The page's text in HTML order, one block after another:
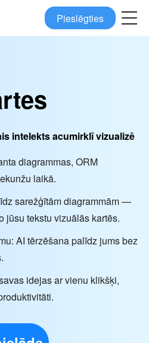
Pieslēgties
intelekts acumirklī vizualizē
diagrammas, ORM
laikā.
sarežģītām diagrammām —
jūsu tekstu vizuālās kartēs.
AI tērzēšana palīdz jums bez
idejas ar vienu klikšķi,